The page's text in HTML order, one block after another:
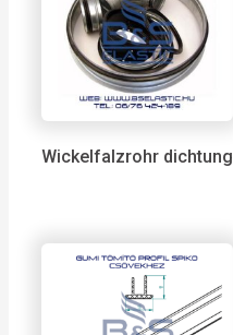
Wickelfalzrohr dichtung